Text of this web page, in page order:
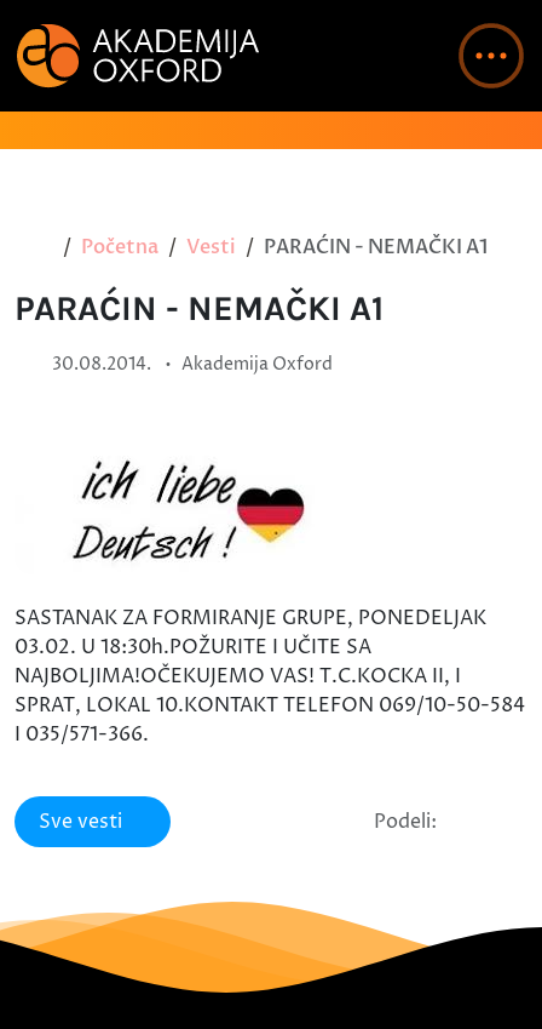
Početna Vesti PARAĆIN - NEMAČKI A1
PARAĆIN - NEMAČKI A1
30.08.2014. • Akademija Oxford
SASTANAK ZA FORMIRANJE GRUPE, PONEDELJAK
03.02. U 18:30h.POŽURITE I UČITE SA
NAJBOLJIMA!OČEKUJEMO VAS! T.C.KOCKA II, I
SPRAT, LOKAL 10.KONTAKT TELEFON 069/10-50-584
I 035/571-366.
Sve vesti Podeli: